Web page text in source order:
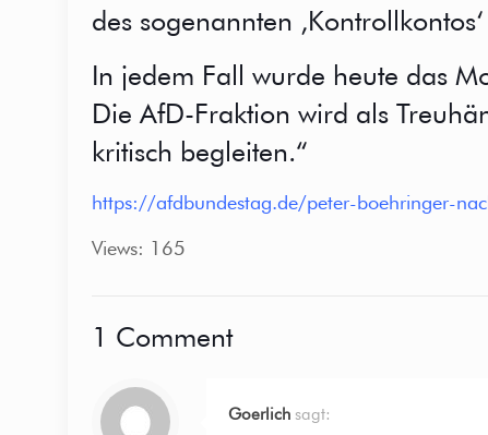
des sogenannten
In jedem Fall wurde heute das
Die AfD-Fraktion wird als
kritisch begleiten.“
https://afdbundestag.de/peter-boehringer-
Views: 165
1 Comment
Goerlich sagt: